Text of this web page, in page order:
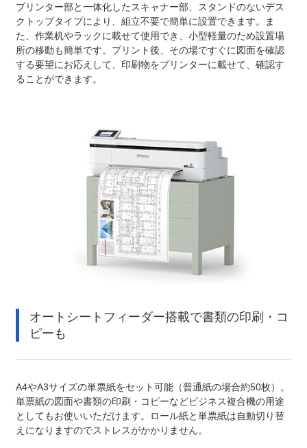
プリンター部と一体化したスキャナー部、スタンドのないデス
クトップタイプにより、組立不要で簡単に設置できます。ま
た、作業机やラックに載せて使用でき、小型軽量のため設置場
所の移動も簡単です。プリント後、その場ですぐに図面を確認
する要望にお応えして、印刷物をプリンターに載せて、確認す
ることができます。
オートシートフィーダー搭載で書類の印刷・コ
ピーも
A4やA3サイズの単票紙をセット可能（普通紙の場合約50枚）。
単票紙の図面や書類の印刷・コピーなどビジネス複合機の用途
としてもお使いいただけます。ロール紙と単票紙は自動切り替
えになりますのでストレスがかかりません。